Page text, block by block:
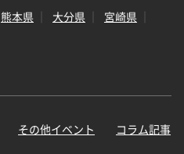
熊本県 大分県
宮崎県
その他イベント コラム記事